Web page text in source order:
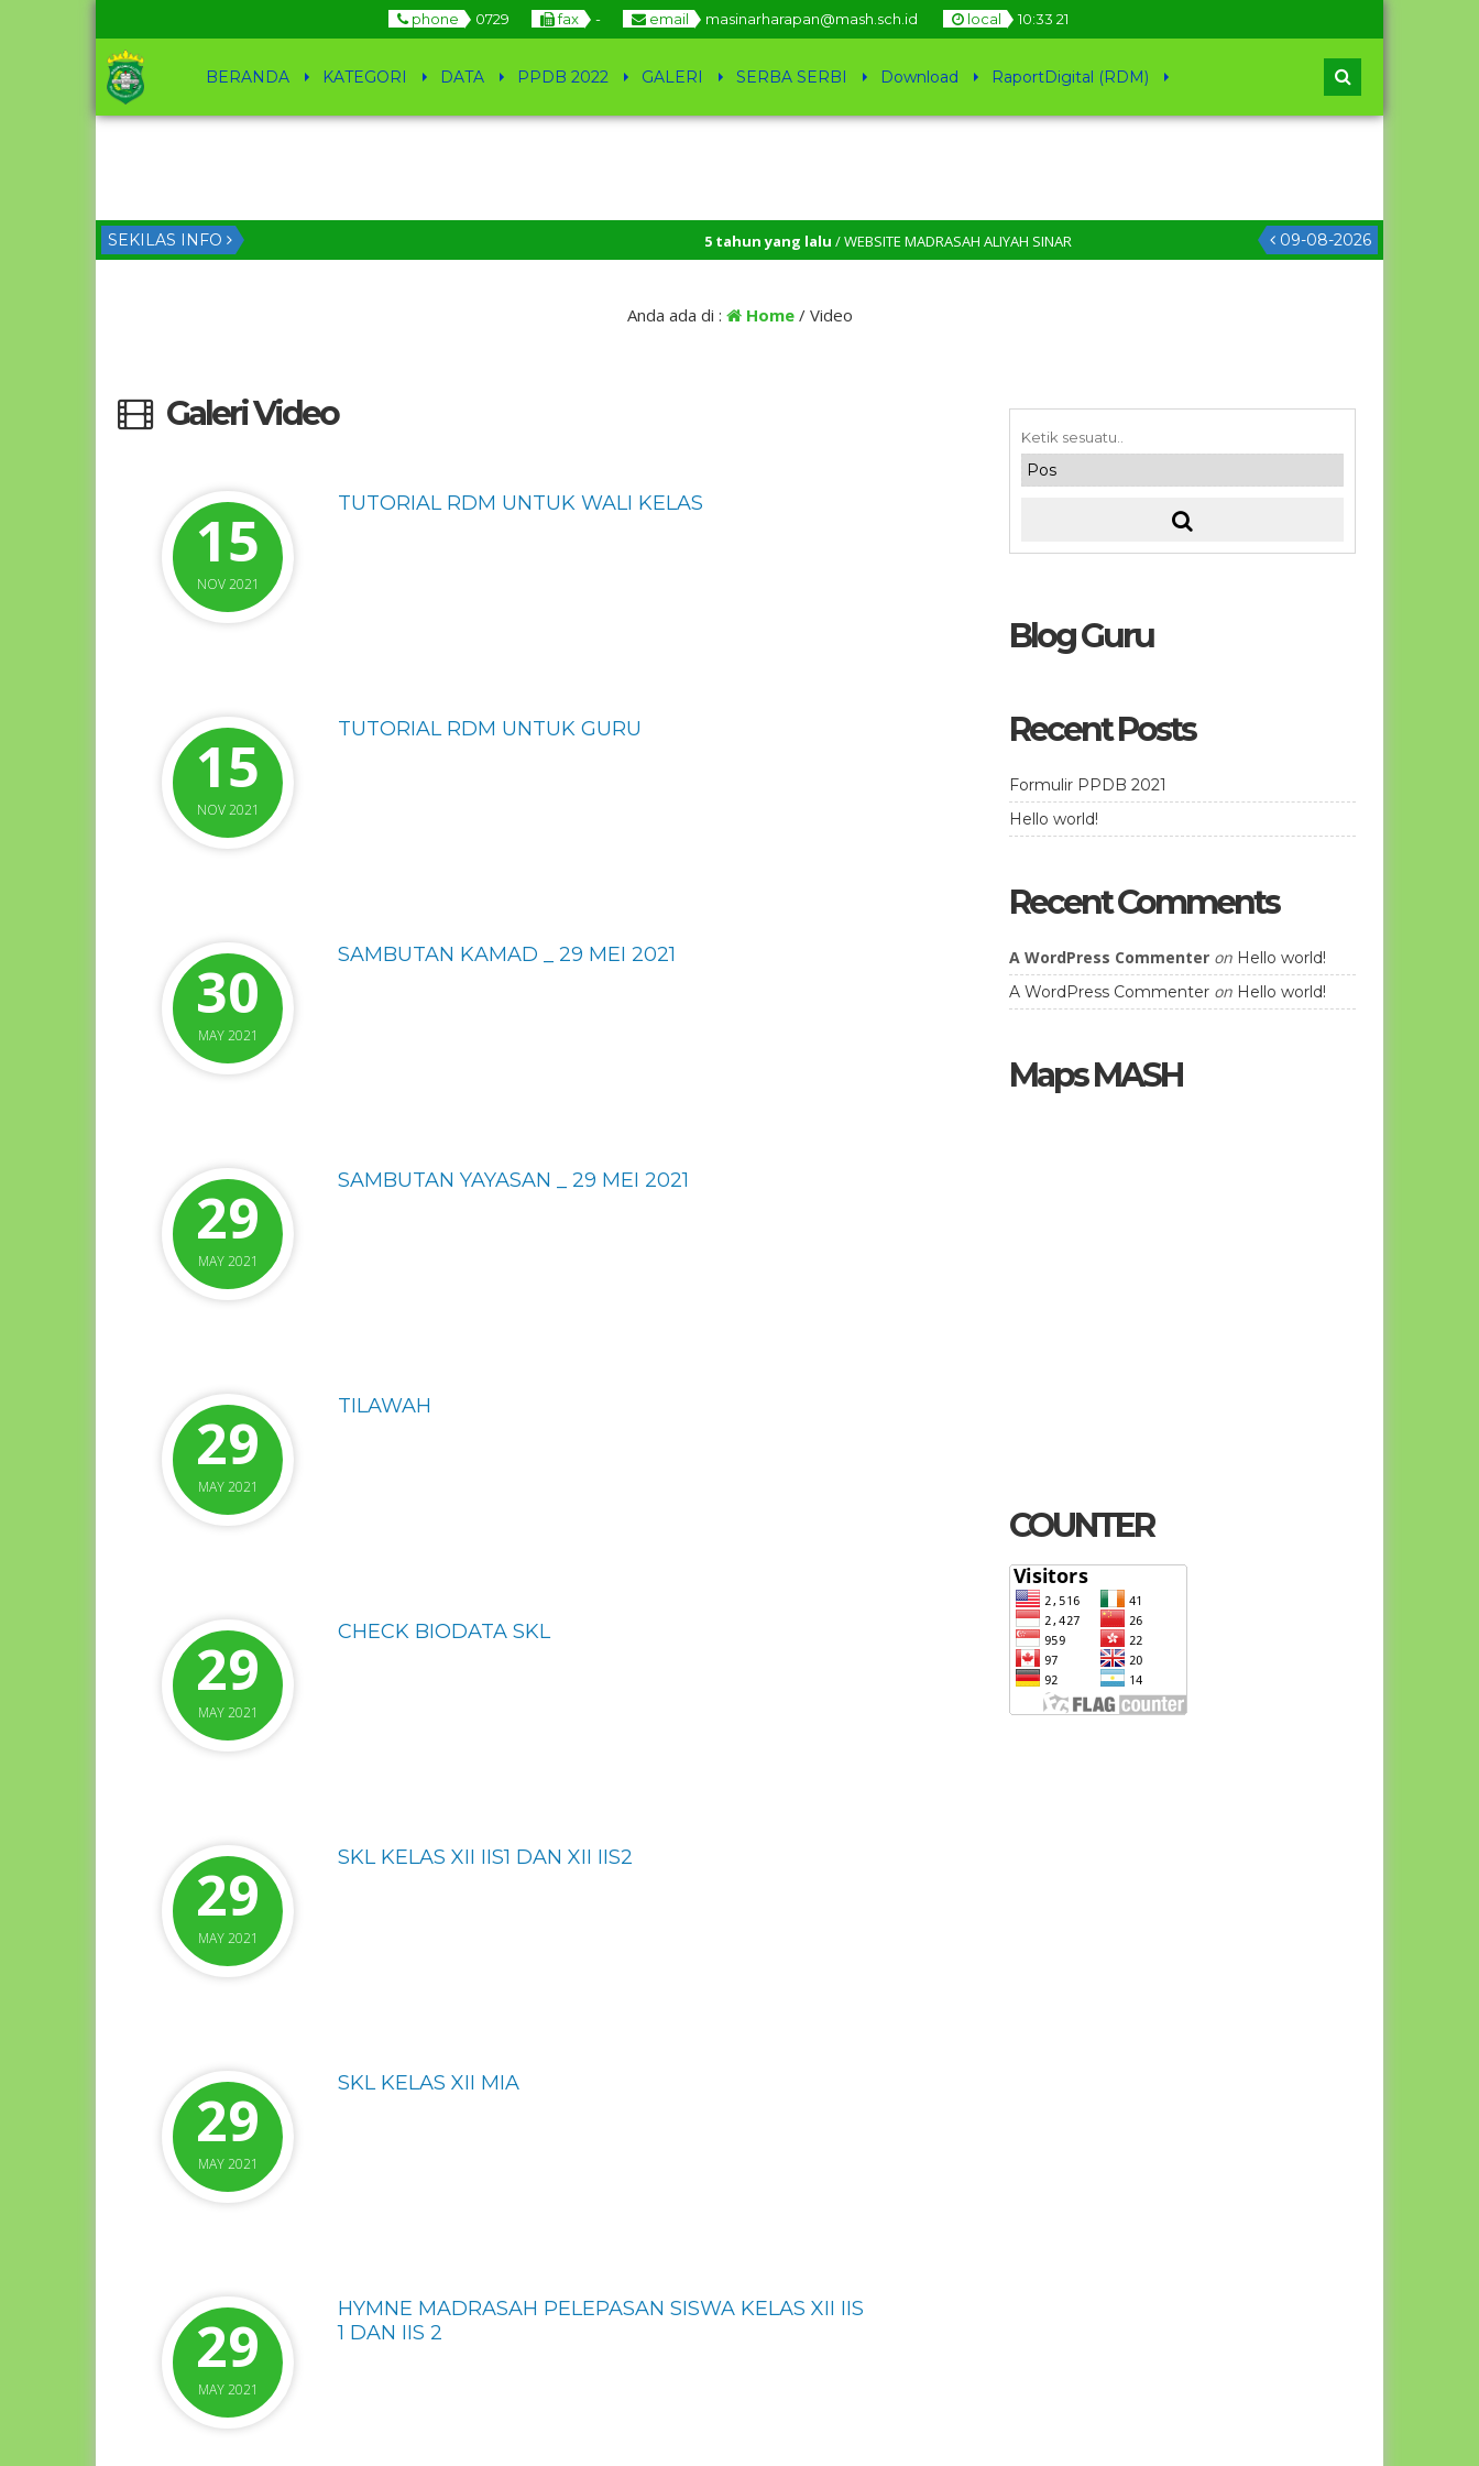
phone 0729 fax - email masinarharapan@mash.sch.id local 10:33 21
BERANDA KATEGORI DATA PPDB 2022 GALERI SERBA SERBI Download RaportDigital (RDM)
SEKILAS INFO 09-08-2026
5 tahun yang lalu/ WEBSITE MADRASAH ALIYAH SINAR
HARAPAN
Anda ada di : Home/ Video
Galeri Video
15
NOV 2021
TUTORIAL RDM UNTUK WALI KELAS
15
NOV 2021
TUTORIAL RDM UNTUK GURU
30
MAY 2021
SAMBUTAN KAMAD _ 29 MEI 2021
29
MAY 2021
SAMBUTAN YAYASAN _ 29 MEI 2021
29
MAY 2021
TILAWAH
29
MAY 2021
CHECK BIODATA SKL
29
MAY 2021
SKL KELAS XII IIS1 DAN XII IIS2
29
MAY 2021
SKL KELAS XII MIA
29
MAY 2021
HYMNE MADRASAH PELEPASAN SISWA KELAS XII IIS
1 DAN IIS 2
Blog Guru
Recent Posts
Formulir PPDB 2021
Hello world!
Recent Comments
A WordPress Commenter on Hello world!
A WordPress Commenter on Hello world!
Maps MASH
COUNTER